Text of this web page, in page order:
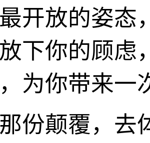
开放的姿态
下你的顾虑
为你带来一
份颠覆，去